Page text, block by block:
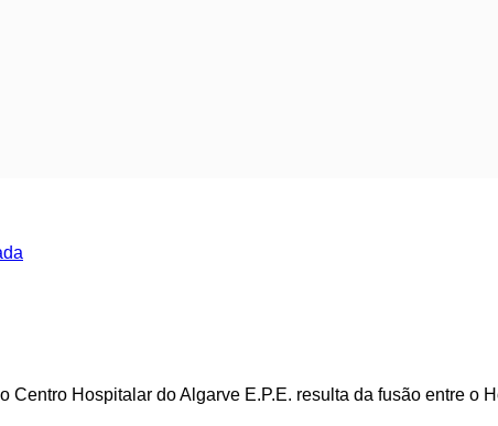
Centro Hospitalar do Algarve E.P.E. resulta da fusão entre o